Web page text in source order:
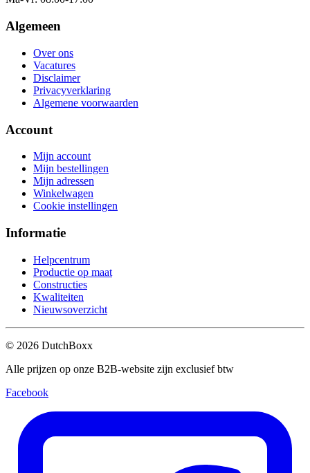
Algemeen
Over ons
Vacatures
Disclaimer
Privacyverklaring
Algemene voorwaarden
Account
Mijn account
Mijn bestellingen
Mijn adressen
Winkelwagen
Cookie instellingen
Informatie
Helpcentrum
Productie op maat
Constructies
Kwaliteiten
Nieuwsoverzicht
© 2026 DutchBoxx
Alle prijzen op onze B2B-website zijn exclusief btw
Facebook